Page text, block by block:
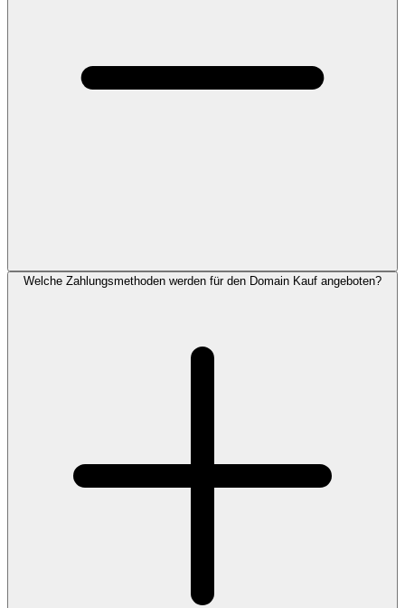
Welche Zahlungsmethoden werden für den Domain Kauf angeboten?